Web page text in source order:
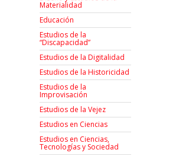
Materialidad
Educación
Estudios de la
“Discapacidad”
Estudios de la Digitalidad
Estudios de la Historicidad
Estudios de la
Improvisación
Estudios de la Vejez
Estudios en Ciencias
Estudios en Ciencias,
Tecnologías y Sociedad